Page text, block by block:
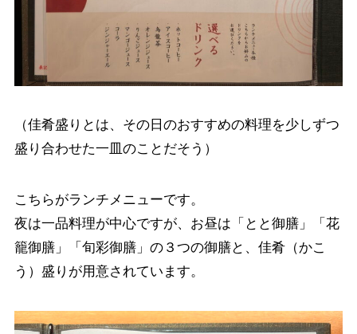
（佳肴盛りとは、その日のおすすめの料理を少しずつ
盛り合わせた一皿のことだそう）
こちらがランチメニューです。
夜は一品料理が中心ですが、お昼は「とと御膳」「花
籠御膳」「旬彩御膳」の３つの御膳と、佳肴（かこ
う）盛りが用意されています。